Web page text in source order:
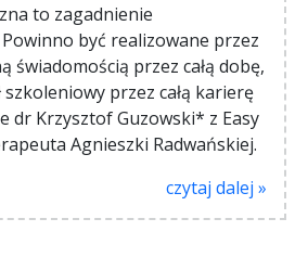
to zagadnienie
być realizowane przez
świadomością przez całą dobę,
szkoleniowy przez całą karierę
dr Krzysztof Guzowski* z Easy
Agnieszki Radwańskiej.
czytaj dalej »